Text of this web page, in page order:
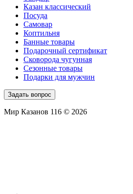
Казан классический
Посуда
Самовар
Коптильня
Банные товары
Подарочный сертификат
Сковорода чугунная
Сезонные товары
Подарки для мужчин
Задать вопрос
Мир Казанов 116 © 2026